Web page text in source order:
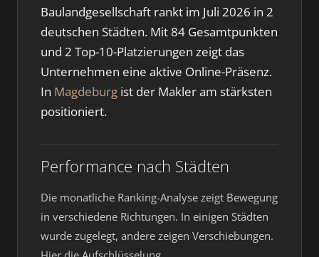
Baulandgesellschaft rankt im Juli 2026 in 2
deutschen Städten. Mit 84 Gesamtpunkten
und 2 Top-10-Platzierungen zeigt das
Unternehmen eine aktive Online-Präsenz.
In Magdeburg ist der Makler am stärksten
positioniert.
Performance nach Städten
Die monatliche Ranking-Analyse zeigt Bewegung
in verschiedene Richtungen. In einigen Städten
wurde zugelegt, andere zeigen Verschiebungen.